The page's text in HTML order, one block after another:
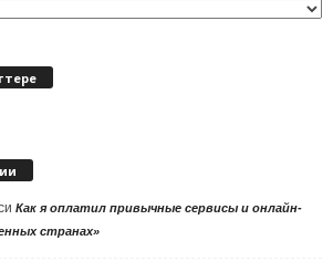
Как я оплатил привычные сервисы и онлайн-
странах»